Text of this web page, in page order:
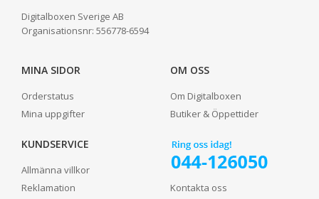
Digitalboxen Sverige AB
Organisationsnr: 556778-6594
MINA SIDOR
Orderstatus
Mina uppgifter
OM OSS
Om Digitalboxen
Butiker & Öppettider
KUNDSERVICE
Allmänna villkor
Reklamation
Kontakta oss